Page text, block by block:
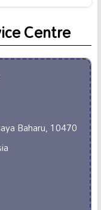
Centre
Baharu, 10470